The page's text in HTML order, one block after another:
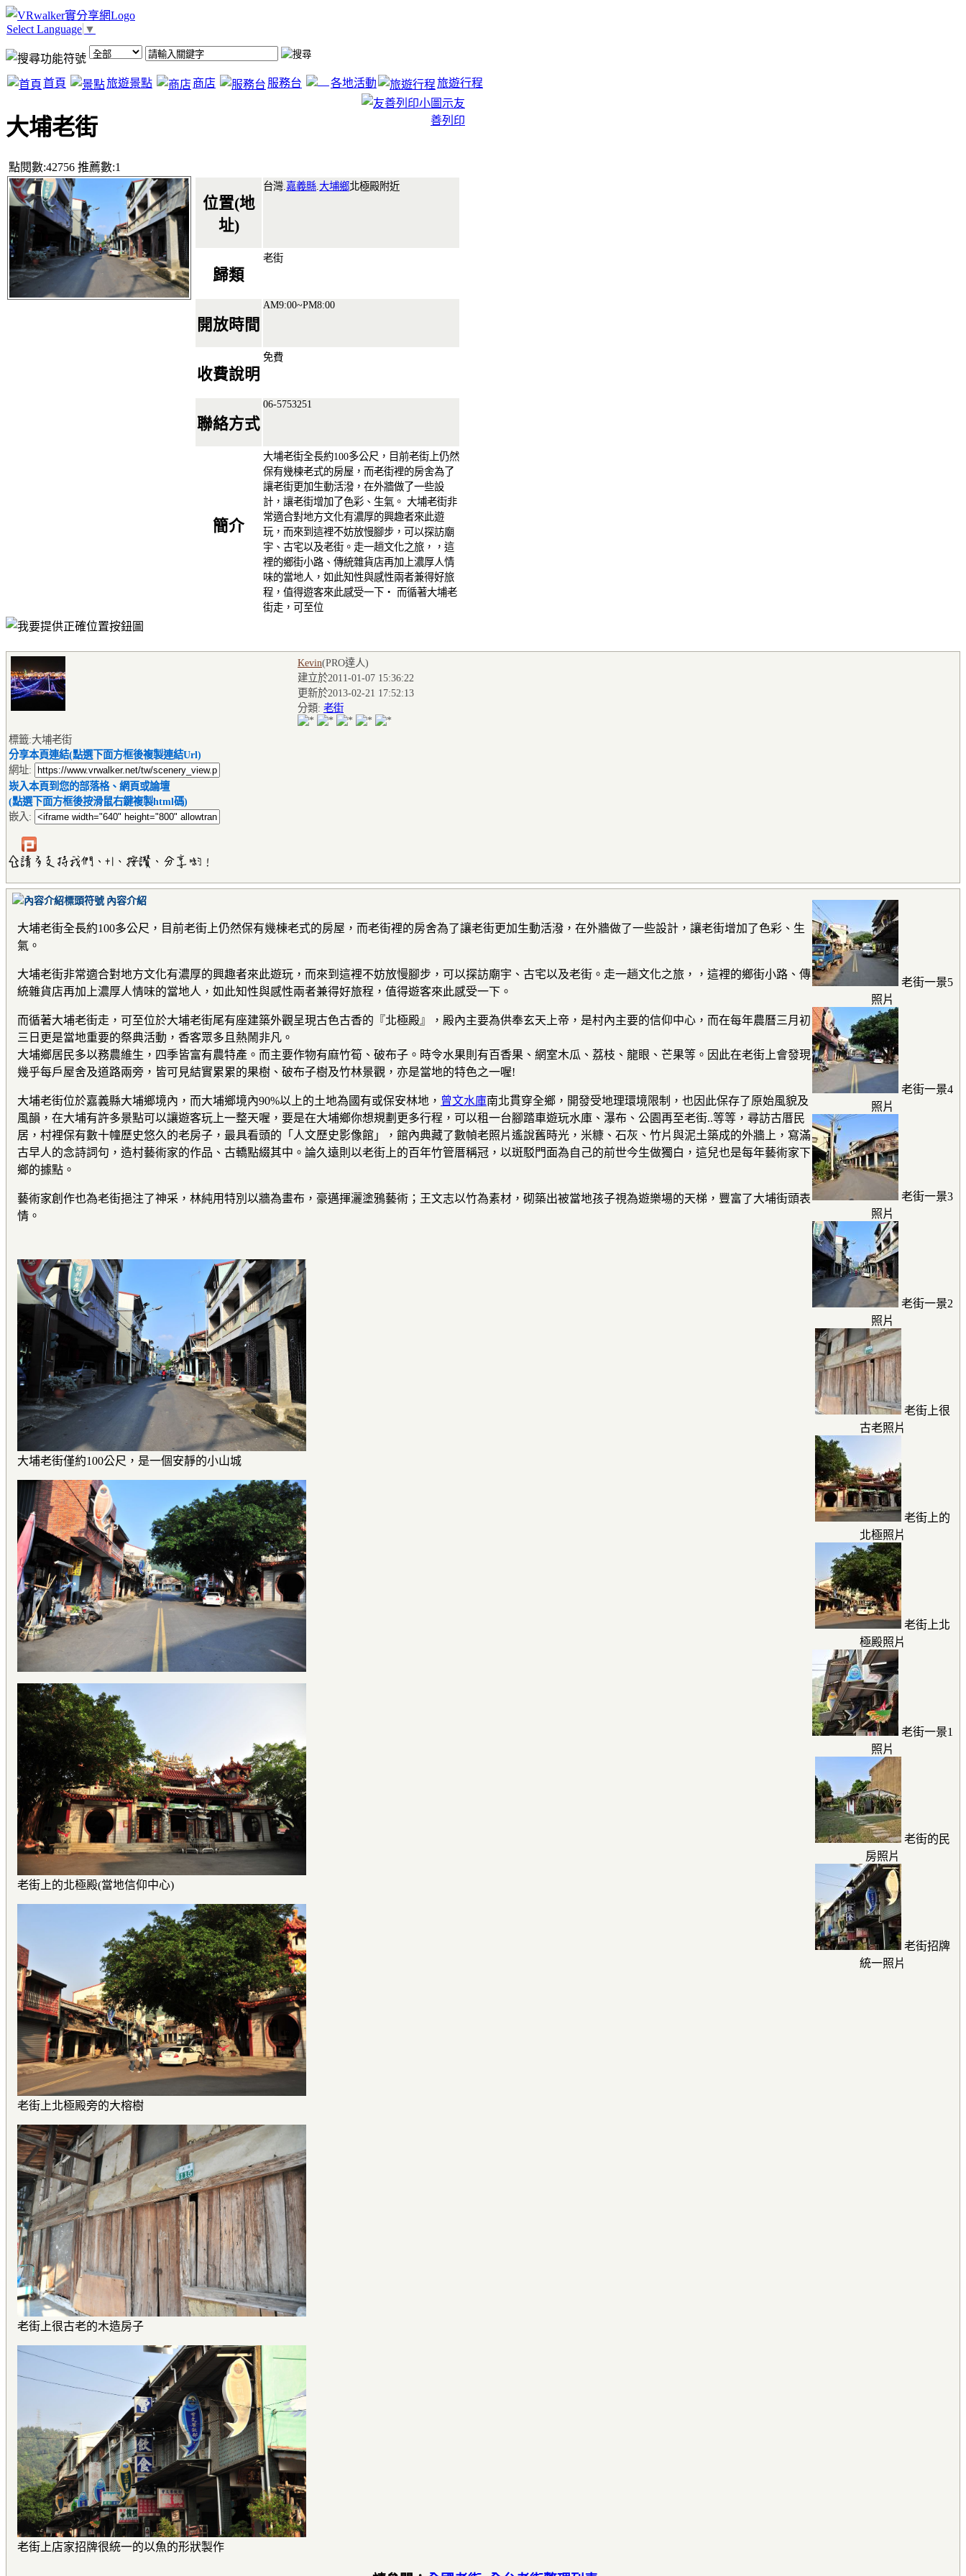
Select Language ▼
首頁 旅遊景點 商店 服務台 各地活動 旅遊行程
大埔老街
點閱數:42756 推薦數:1
友
善列印
位置(地
址)
台灣. 嘉義縣 大埔鄉北極殿附近
歸類
老街
開放時間
AM9:00~PM8:00
收費說明
免費
聯絡方式
06-5753251
簡介
大埔老街全長約100多公尺，目前老街上仍然
保有幾棟老式的房屋，而老街裡的房舍為了
讓老街更加生動活潑，在外牆做了一些設
計，讓老街增加了色彩、生氣。 大埔老街非
常適合對地方文化有濃厚的興趣者來此遊
玩，而來到這裡不妨放慢腳步，可以探訪廟
宇、古宅以及老街。走一趟文化之旅，，這
裡的鄉街小路、傳統雜貨店再加上濃厚人情
味的當地人，如此知性與感性兩者兼得好旅
程，值得遊客來此感受一下‧ 而循著大埔老
街走，可至位
Kevin(PRO達人)
建立於2011-01-07 15:36:22
更新於2013-02-21 17:52:13
分類: 老街
標籤:大埔老街
分享本頁連結(點選下面方框後複製連結Url)
網址:
崁入本頁到您的部落格、網頁或論壇
(點選下面方框後按滑鼠右鍵複製html碼)
嵌入:
老街一景5
照片
老街一景4
照片
老街一景3
照片
老街一景2
照片
老街上很
古老照片
老街上的
北極照片
老街上北
極殿照片
老街一景1
照片
老街的民
房照片
老街招牌
統一照片
內容介紹
大埔老街全長約100多公尺，目前老街上仍然保有幾棟老式的房屋，而老街裡的房舍為了讓老街更加生動活潑，在外牆做了一些設計，讓老街增加了色彩、生
氣。
大埔老街非常適合對地方文化有濃厚的興趣者來此遊玩，而來到這裡不妨放慢腳步，可以探訪廟宇、古宅以及老街。走一趟文化之旅，，這裡的鄉街小路、傳
統雜貨店再加上濃厚人情味的當地人，如此知性與感性兩者兼得好旅程，值得遊客來此感受一下。
而循著大埔老街走，可至位於大埔老街尾有座建築外觀呈現古色古香的『北極殿』，殿內主要為供奉玄天上帝，是村內主要的信仰中心，而在每年農曆三月初
三日更是當地重要的祭典活動，香客眾多且熱鬧非凡。
大埔鄉居民多以務農維生，四季皆富有農特產。而主要作物有麻竹筍、破布子。時令水果則有百香果、網室木瓜、荔枝、龍眼、芒果等。因此在老街上會發現
幾乎每戶屋舍及道路兩旁，皆可見結實累累的果樹、破布子樹及竹林景觀，亦是當地的特色之一喔!
大埔老街位於嘉義縣大埔鄉境內，而大埔鄉境內90%以上的土地為國有或保安林地， 曾文水庫南北貫穿全鄉，開發受地理環境限制，也因此保存了原始風貌及
風韻，在大埔有許多景點可以讓遊客玩上一整天喔，要是在大埔鄉你想規劃更多行程，可以租一台腳踏車遊玩水庫、瀑布、公園再至老街..等等，尋訪古厝民
居，村裡保有數十幢歷史悠久的老房子，最具看頭的「人文歷史影像館」，館內典藏了數幀老照片遙說舊時光，米糠、石灰、竹片與泥土築成的外牆上，寫滿
古早人的念詩詞句，造村藝術家的作品、古轎點綴其中。論久遠則以老街上的百年竹管厝稱冠，以斑駁門面為自己的前世今生做獨白，這兒也是每年藝術家下
鄉的據點。
藝術家創作也為老街挹注了神采，林純用特別以牆為畫布，豪邁揮灑塗鴉藝術；王文志以竹為素材，砌築出被當地孩子視為遊樂場的天梯，豐富了大埔街頭表
情。
大埔老街僅約100公尺，是一個安靜的小山城
老街上的北極殿(當地信仰中心)
老街上北極殿旁的大榕樹
老街上很古老的木造房子
老街上店家招牌很統一的以魚的形狀製作